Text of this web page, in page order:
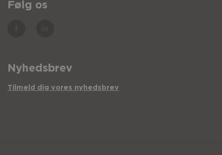
Følg os
Nyhedsbrev
Tilmeld dig vores nyhedsbrev